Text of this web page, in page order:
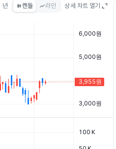
년 캔들 라인 상세 차트 열기